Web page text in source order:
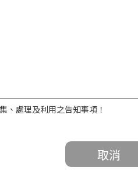
、處理及利用之告知事項！